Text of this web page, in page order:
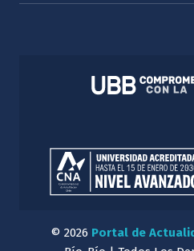
© 2026 Portal de